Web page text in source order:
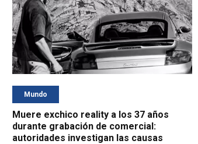
Mundo
Muere exchico reality a los 37 años
durante grabación de comercial:
autoridades investigan las causas